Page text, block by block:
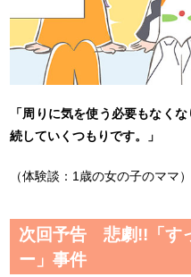
「周りに気を使う必要もなく
続していくつもりです。」
（体験談：1歳の女の子のママ）
次回予告 悲劇!!「す
ー」事件